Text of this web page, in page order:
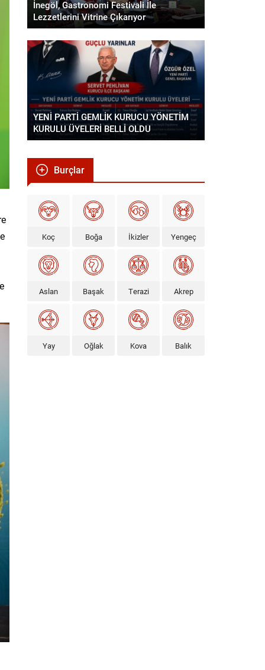
İnegöl, Gastronomi Festivali İle
Lezzetlerini Vitrine Çıkarıyor
YENİ PARTİ GEMLİK KURUCU YÖNETİM
KURULU ÜYELERİ BELLİ OLDU
Burçlar
Koç Boğa İkizler Yengeç
Aslan Başak Terazi Akrep
Yay Oğlak Kova Balık